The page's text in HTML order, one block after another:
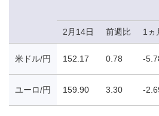
2月14日 前週比 1ヵ
米ドル/円 152.17 0.78 -
ユーロ/円 159.90 3.30 -